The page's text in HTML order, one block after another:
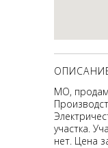
МО, продам
участка.
нет. Цена